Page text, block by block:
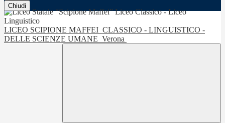
Chiudi
LICEO SCIPIONE MAFFEI CLASSICO - LINGUISTICO -
DELLE SCIENZE UMANE Verona